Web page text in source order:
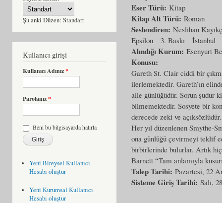
Şu anki Düzen: Standart
Kullanıcı girişi
Kullanıcı Adınız*
Parolanız*
Beni bu bilgisayarda hatırla
Yeni Bireysel Kullanıcı
Hesabı oluştur
Yeni Kurumsal Kullanıcı
Hesabı oluştur
Eser Türü: Kitap
Kitap Alt Türü: Roman
Seslendiren: Neslihan
Epsilon
3. Baskı İstanbul
Alındığı Kurum: Esenyurt
Konusu:
Gareth St. Clair ciddi bir
ilerlemektedir. Gareth’ın
aile günlüğüdür. Sorun şudur
bilmemektedir. Sosyete bir
derecede zeki ve
Her yıl düzenlenen Smythe-
ona günlüğü çevirmeyi teklif
birbirlerinde bulurlar. Artık
Barnett “Tam anlamıyla
Talep Tarihi: Pazartesi, 22
Sisteme Giriş Tarihi: Salı,